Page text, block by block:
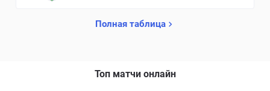
Полная таблица
Топ матчи онлайн